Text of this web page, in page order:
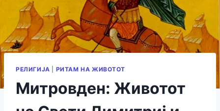
РЕЛИГИЈА РИТАМ НА ЖИВОТОТ
Митровден: Животот